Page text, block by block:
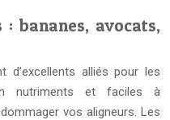
bananes, avocats,
alliés pour les
nutriments et faciles à
vos aligneurs. Les